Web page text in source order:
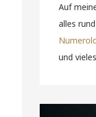
Auf
alles
und